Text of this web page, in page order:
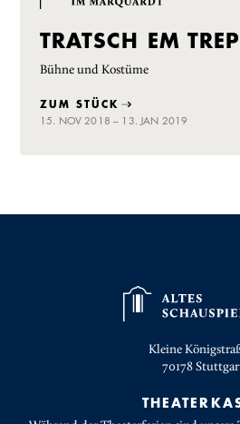
TRATSCH EM
Bühne und Kostüme
ZUM STÜCK
15. NOV 2018 – 13. JAN 2019
Kleine
70178